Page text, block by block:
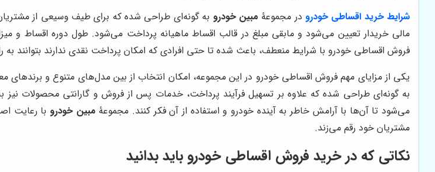
شرایط خرید اقساطی خودرودر مجموعۀ مبین خودرو به گونه‌ای طراحی شده که برای طیف وسیعی از
مالی خریدار تعیین می‌شود و مابقی مبلغ در قالب اقساط ماهیانه پرداخت می‌شود. طول دوره اقساط و
فروش اقساطی خودرو با شرایط منعطف، باعث شده تا حتی افرادی که امکان پرداخت نقدی ندارند بتوانند
یکی از مزایای مهم فروش اقساطی خودرو در این مجموعه، امکان انتخاب از بین مدل‌های متنوع و
به گونه‌ای طراحی شده که علاوه بر تسهیل فرآیند پرداخت، خدمات پس از فروش و گارانتی محصولات نیز
می‌شود تا آن‌ها با آرامش خاطر به آینده خودرو و استفاده از آن فکر کنند. مجموعۀ مبین خودرو با رعایت
مشتریان خود رقم می‌زند.
نکاتی که در خرید فروش اقساطی خودرو باید بدانید